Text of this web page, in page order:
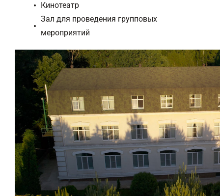
Кинотеатр
Зал для проведения групповых
мероприятий